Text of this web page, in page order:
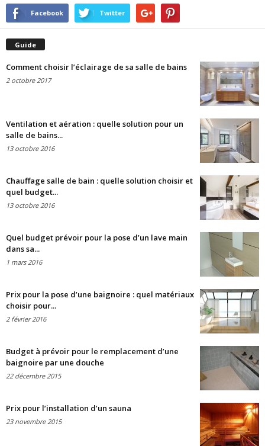
Facebook Twitter
Guide
Comment choisir l’éclairage de sa salle de bains
2 octobre 2017
Ventilation et aération : quelle solution pour un
salle de bains...
13 octobre 2016
Chauffage salle de bain : quelle solution choisir et
quel budget...
13 octobre 2016
Quel budget prévoir pour la pose d’un lave main
dans sa...
1 mars 2016
Prix pour la pose d’une baignoire : quel matériaux
choisir pour...
2 février 2016
Budget à prévoir pour le remplacement d’une
baignoire par une douche
22 décembre 2015
Prix pour l’installation d’un sauna
23 novembre 2015